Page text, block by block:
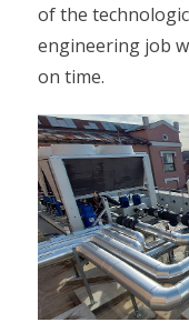
of the
engineering job
on time.